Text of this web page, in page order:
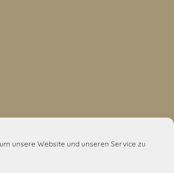
unsere Website und unseren Service zu
5,0